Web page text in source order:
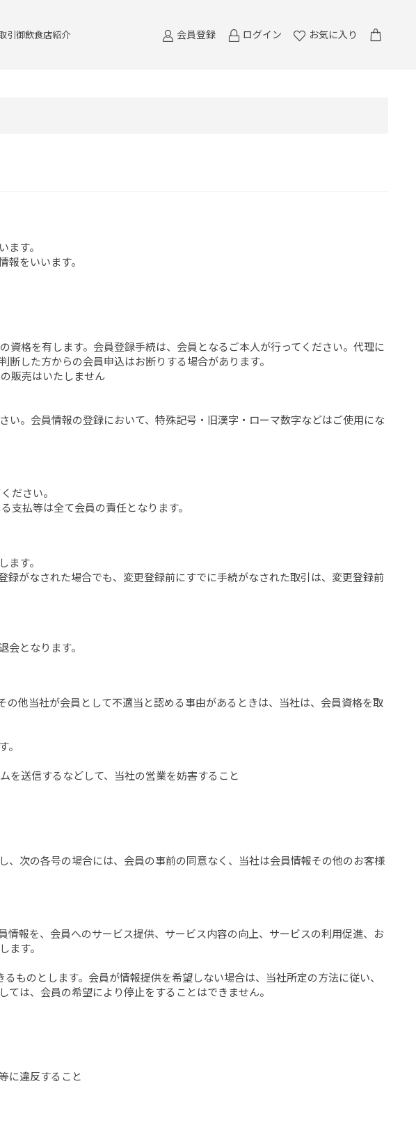
引御飲食店紹介 会員登録 ログイン お気に入り
す。
をいいます。
格を有します。会員登録手続は、会員となるご本人が行ってください。代理に
した方からの会員申込はお断りする場合があります。
販売はいたしません
。会員情報の登録において、特殊記号・旧漢字・ローマ数字などはご使用にな
ださい。
支払等は全て会員の責任となります。
す。
がなされた場合でも、変更登録前にすでに手続がなされた取引は、変更登録前
となります。
他当社が会員として不適当と認める事由があるときは、当社は、会員資格を取
を送信するなどして、当社の営業を妨害すること
次の各号の場合には、会員の事前の同意なく、当社は会員情報その他のお客様
報を、会員へのサービス提供、サービス内容の向上、サービスの利用促進、お
ます。
ものとします。会員が情報提供を希望しない場合は、当社所定の方法に従い、
は、会員の希望により停止をすることはできません。
に違反すること